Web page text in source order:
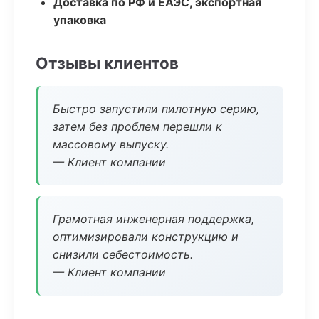
упаковка
Отзывы клиентов
Быстро запустили пилотную серию,
затем без проблем перешли к
массовому выпуску.
— Клиент компании
Грамотная инженерная поддержка,
оптимизировали конструкцию и
снизили себестоимость.
— Клиент компании